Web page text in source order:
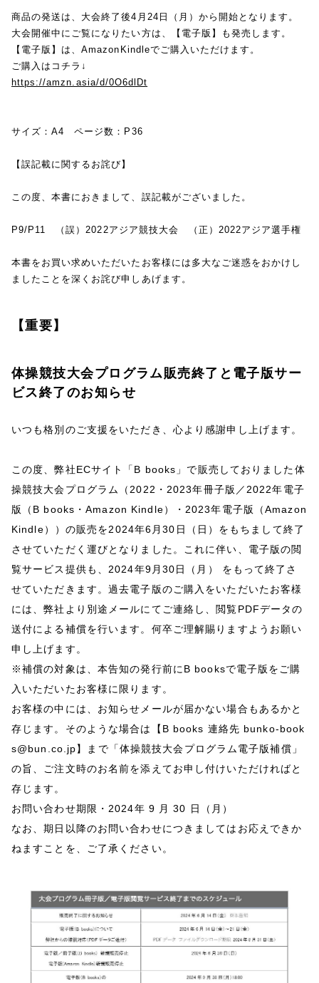
商品の発送は、大会終了後4月24日（月）から開始となります。
大会開催中にご覧になりたい方は、【電子版】も発売します。
【電子版】は、AmazonKindleでご購入いただけます。
ご購入はコチラ↓
https://amzn.asia/d/0O6dlDt
サイズ：A4 ページ数：P36
【誤記載に関するお詫び】
この度、本書におきまして、誤記載がございました。
P9/P11 （誤）2022アジア競技大会 （正）2022アジア選手権
本書をお買い求めいただいたお客様には多大なご迷惑をおかけし
ましたことを深くお詫び申しあげます。
【重要】
体操競技大会プログラム販売終了と電子版サー
ビス終了のお知らせ
いつも格別のご支援をいただき、心より感謝申し上げます。
この度、弊社ECサイト「B books」で販売しておりました体
操競技大会プログラム（2022・2023年冊子版／2022年電子
版（B books・Amazon Kindle）・2023年電子版（Amazon
Kindle））の販売を2024年6月30日（日）をもちまして終了
させていただく運びとなりました。これに伴い、電子版の閲
覧サービス提供も、2024年9月30日（月） をもって終了さ
せていただきます。過去電子版のご購入をいただいたお客様
には、弊社より別途メールにてご連絡し、閲覧PDFデータの
送付による補償を行います。何卒ご理解賜りますようお願い
申し上げます。
※補償の対象は、本告知の発行前にB booksで電子版をご購
入いただいたお客様に限ります。
お客様の中には、お知らせメールが届かない場合もあるかと
存じます。そのような場合は【B books 連絡先 bunko-book
s@bun.co.jp】まで「体操競技大会プログラム電子版補償」
の旨、ご注文時のお名前を添えてお申し付けいただければと
存じます。
お問い合わせ期限・2024年 9 月 30 日（月）
なお、期日以降のお問い合わせにつきましてはお応えできか
ねますことを、ご了承ください。